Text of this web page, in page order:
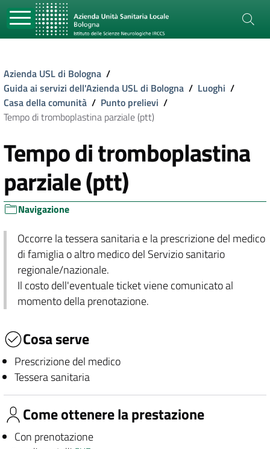
Azienda USL di Bologna /
Guida ai servizi dell'Azienda USL di Bologna / Luoghi /
Casa della comunità / Punto prelievi /
Tempo di tromboplastina parziale (ptt)
Tempo di tromboplastina
parziale (ptt)
Navigazione
Occorre la tessera sanitaria e la prescrizione del medico
di famiglia o altro medico del Servizio sanitario
regionale/nazionale.
Il costo dell'eventuale ticket viene comunicato al
momento della prenotazione.
Cosa serve
Prescrizione del medico
Tessera sanitaria
Come ottenere la prestazione
Con prenotazione